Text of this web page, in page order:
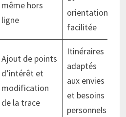
même hors
ligne
orientation
facilitée
Ajout de points
d’intérêt et
modification
de la trace
Itinéraires
adaptés
aux envies
et besoins
personnels